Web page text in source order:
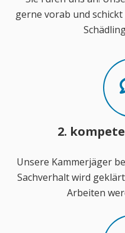
gerne vorab und
2.
Unsere Kammerjäger
Sachverhalt wird
Arbeiten